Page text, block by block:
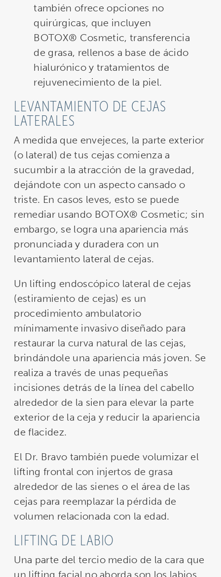
también ofrece opciones no
quirúrgicas, que incluyen
BOTOX® Cosmetic, transferencia
de grasa, rellenos a base de ácido
hialurónico y tratamientos de
rejuvenecimiento de la piel.
LEVANTAMIENTO DE CEJAS
LATERALES
A medida que envejeces, la parte exterior
(o lateral) de tus cejas comienza a
sucumbir a la atracción de la gravedad,
dejándote con un aspecto cansado o
triste. En casos leves, esto se puede
remediar usando BOTOX® Cosmetic; sin
embargo, se logra una apariencia más
pronunciada y duradera con un
levantamiento lateral de cejas.
Un lifting endoscópico lateral de cejas
(estiramiento de cejas) es un
procedimiento ambulatorio
mínimamente invasivo diseñado para
restaurar la curva natural de las cejas,
brindándole una apariencia más joven. Se
realiza a través de unas pequeñas
incisiones detrás de la línea del cabello
alrededor de la sien para elevar la parte
exterior de la ceja y reducir la apariencia
de flacidez.
El Dr. Bravo también puede volumizar el
lifting frontal con injertos de grasa
alrededor de las sienes o el área de las
cejas para reemplazar la pérdida de
volumen relacionada con la edad.
LIFTING DE LABIO
Una parte del tercio medio de la cara que